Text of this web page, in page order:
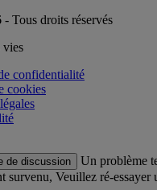
Tous droits réservés
vies
confidentialité
cookies
de discussion
Un problème
survenu, Veuillez ré-essayer